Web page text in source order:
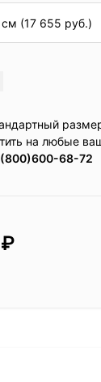
на любые
68-72
₽